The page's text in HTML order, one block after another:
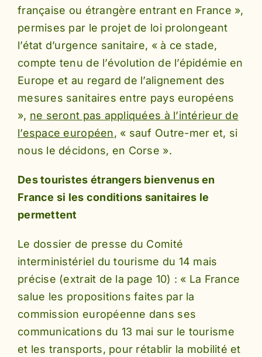
française ou étrangère entrant en France »,
permises par le projet de loi prolongeant
l’état d’urgence sanitaire, « à ce stade,
compte tenu de l’évolution de l’épidémie en
Europe et au regard de l’alignement des
mesures sanitaires entre pays européens
», ne seront pas appliquées à l’intérieur de
l’espace européen, « sauf Outre-mer et, si
nous le décidons, en Corse ».
Des touristes étrangers bienvenus en
France si les conditions sanitaires le
permettent
Le dossier de presse du Comité
interministériel du tourisme du 14 mais
précise (extrait de la page 10) : « La France
salue les propositions faites par la
commission européenne dans ses
communications du 13 mai sur le tourisme
et les transports, pour rétablir la mobilité et